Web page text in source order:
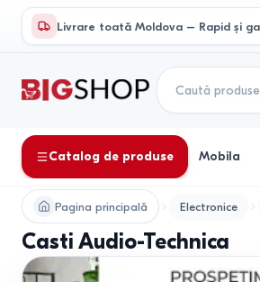
Livrare toată Moldova – Rapid și
Catalog de produse Mobila
Pagina principală Electronice
Casti Audio-Technica